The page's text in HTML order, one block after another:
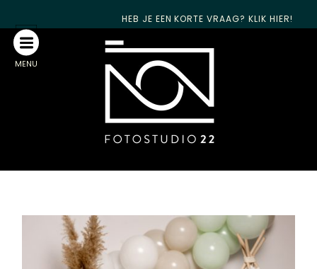
MENU
HEB JE EEN KORTE VRAAG? KLIK HIER!